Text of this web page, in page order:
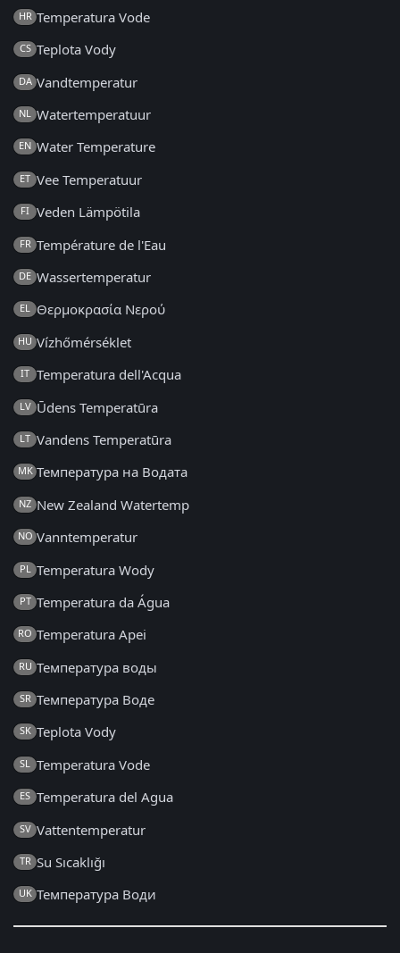
HR Temperatura Vode
CS Teplota Vody
DA Vandtemperatur
NL Watertemperatuur
EN Water Temperature
ET Vee Temperatuur
FI Veden Lämpötila
FR Température de l'Eau
DE Wassertemperatur
EL Θερμοκρασία Νερού
HU Vízhőmérséklet
IT Temperatura dell'Acqua
LV Ūdens Temperatūra
LT Vandens Temperatūra
MK Температура на Водата
NZ New Zealand Watertemp
NO Vanntemperatur
PL Temperatura Wody
PT Temperatura da Água
RO Temperatura Apei
RU Температура воды
SR Температура Воде
SK Teplota Vody
SL Temperatura Vode
ES Temperatura del Agua
SV Vattentemperatur
TR Su Sıcaklığı
UK Температура Води